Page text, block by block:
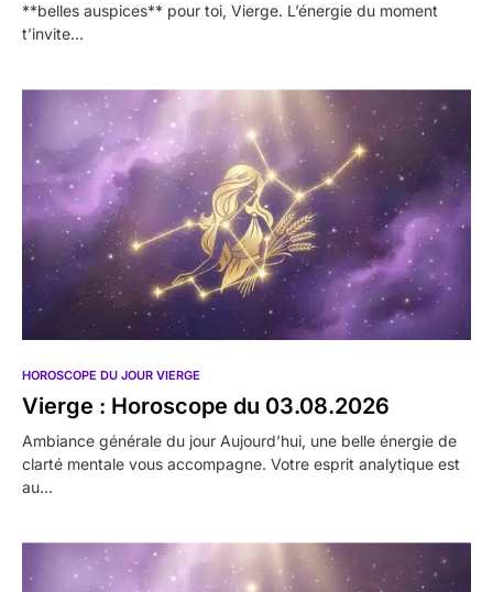
**belles auspices** pour toi, Vierge. L’énergie du moment
t’invite…
HOROSCOPE DU JOUR VIERGE
Vierge : Horoscope du 03.08.2026
Ambiance générale du jour Aujourd’hui, une belle énergie de
clarté mentale vous accompagne. Votre esprit analytique est
au…